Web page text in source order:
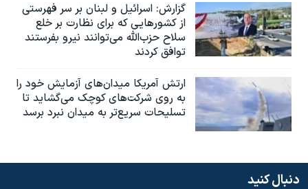
گزارش‌: اسرائيل و لبنان بر سر فهرستی
از کشورهایی که برای نظارت بر خلع
سلاح حزب‌الله می‌توانند نیرو بفرستند
توافق کردند
ارتش آمریکا میدان‌های آزمایش خود را
به روی شرکت‌های کوچک می‌گشاید تا
تسلیحات سریع‌تر به میدان نبرد برسد
دنبال کنید